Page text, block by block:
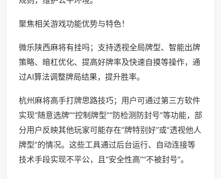
聚焦相关游戏功能优势与特色！
微乐陕西麻将有挂吗；支持透视全局牌型、智能出牌
策略、暗杠优化、提高好牌率及快速自摸等操作，通
过AI算法调整牌局结果，提升胜率。
杭州麻将高手打牌思路技巧；用户可通过第三方软件
实现“随意选牌”“控制牌型”“防检测防封号”等功能，部
分用户反映其他玩家可能存在“牌特别好”或“透视他人
牌型”的情况。这些工具通过后台运行、自动连接等
技术手段实现不平公，且“安全性高”“不被封号”。